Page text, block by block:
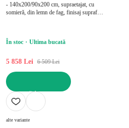
- 140x200/90x200 cm, supraetajat, cu
somieră, din lemn de fag, finisaj suprafață:
În stoc Ultima bucată
5 858 Lei 6 509 Lei
ADAUGĂ ÎN COȘ
alte variante